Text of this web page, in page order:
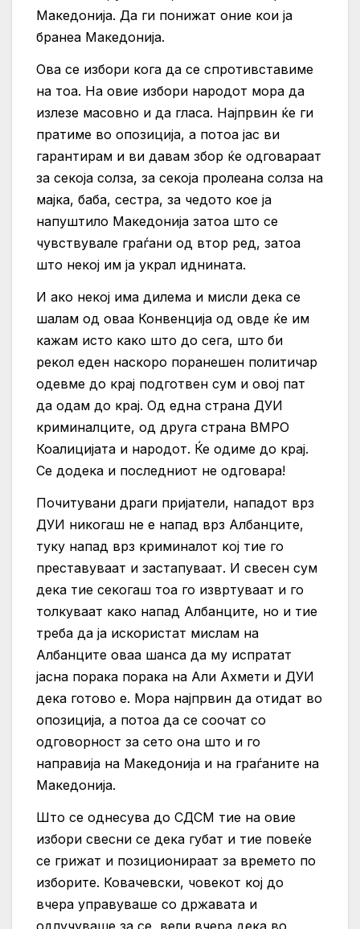
Македонија. Да ги понижат оние кои ја
бранеа Македонија.
Ова се избори кога да се спротивставиме
на тоа. На овие избори народот мора да
излезе масовно и да гласа. Најпрвин ќе ги
пратиме во опозиција, а потоа јас ви
гарантирам и ви давам збор ќе одговараат
за секоја солза, за секоја пролеана солза на
мајка, баба, сестра, за чедото кое ја
напуштило Македонија затоа што се
чувствувале граѓани од втор ред, затоа
што некој им ја украл иднината.
И ако некој има дилема и мисли дека се
шалам од оваа Конвенција од овде ќе им
кажам исто како што до сега, што би
рекол еден наскоро поранешен политичар
одевме до крај подготвен сум и овој пат
да одам до крај. Од една страна ДУИ
криминалците, од друга страна ВМРО
Коалицијата и народот. Ќе одиме до крај.
Се додека и последниот не одговара!
Почитувани драги пријатели, нападот врз
ДУИ никогаш не е напад врз Албанците,
туку напад врз криминалот кој тие го
преставуваат и застапуваат. И свесен сум
дека тие секогаш тоа го извртуваат и го
толкуваат како напад Албанците, но и тие
треба да ја искористат мислам на
Албанците оваа шанса да му испратат
јасна порака порака на Али Ахмети и ДУИ
дека готово е. Мора најпрвин да отидат во
опозиција, а потоа да се соочат со
одговорност за сето она што и го
направија на Македонија и на граѓаните на
Македонија.
Што се однесува до СДСМ тие на овие
избори свесни се дека губат и тие повеќе
се грижат и позиционираат за времето по
изборите. Ковачевски, човекот кој до
вчера управуваше со државата и
одлучуваше за се, вели вчера дека во